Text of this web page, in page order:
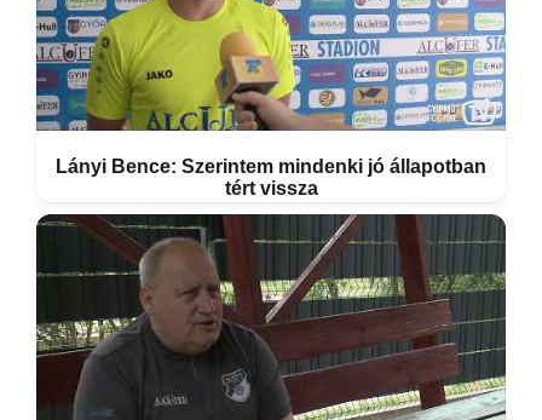
Lányi Bence: Szerintem mindenki jó állapotban
tért vissza